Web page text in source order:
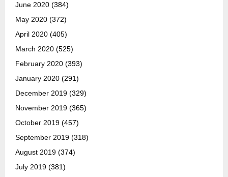
June 2020 (384)
May 2020 (372)
April 2020 (405)
March 2020 (525)
February 2020 (393)
January 2020 (291)
December 2019 (329)
November 2019 (365)
October 2019 (457)
September 2019 (318)
August 2019 (374)
July 2019 (381)